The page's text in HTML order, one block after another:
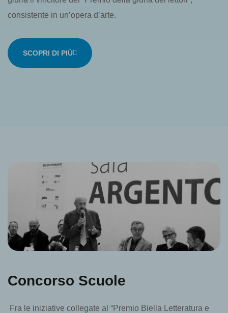
consistente in un’opera d’arte.
SCOPRI DI PIÙ
Concorso Scuole
Fra le iniziative collegate al “Premio Biella Letteratura e